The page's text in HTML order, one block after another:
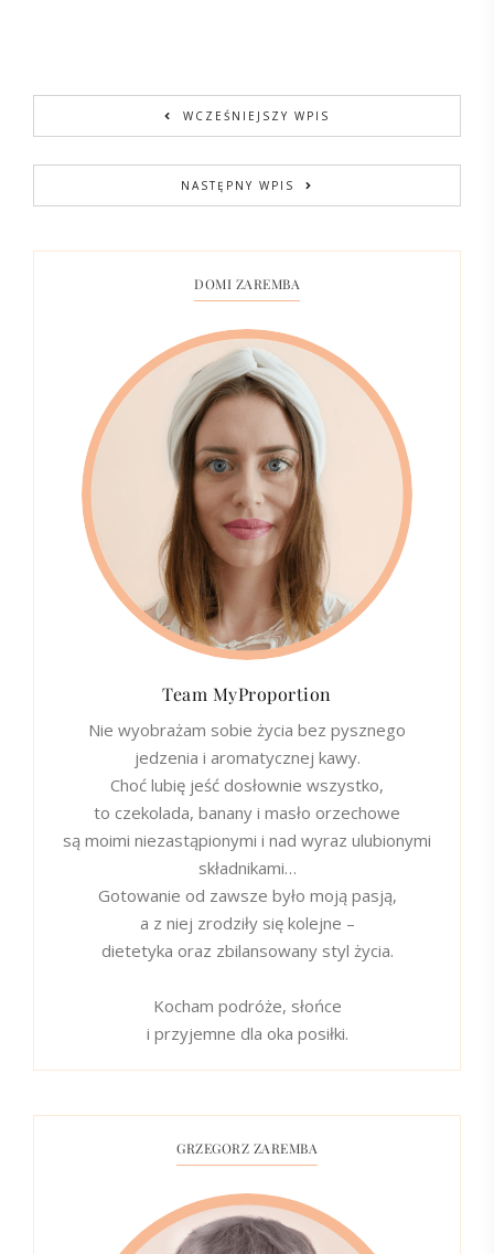
WCZEŚNIEJSZY WPIS
NASTĘPNY WPIS
DOMI ZAREMBA
Team MyProportion
Nie wyobrażam sobie życia bez pysznego
jedzenia i aromatycznej kawy.
Choć lubię jeść dosłownie wszystko,
to czekolada, banany i masło orzechowe
są moimi niezastąpionymi i nad wyraz ulubionymi
składnikami…
Gotowanie od zawsze było moją pasją,
a z niej zrodziły się kolejne –
dietetyka oraz zbilansowany styl życia.
Kocham podróże, słońce
i przyjemne dla oka posiłki.
GRZEGORZ ZAREMBA